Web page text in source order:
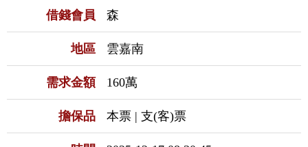
借錢會員 森
地區 雲嘉南
需求金額 160萬
擔保品 本票 | 支(客)票